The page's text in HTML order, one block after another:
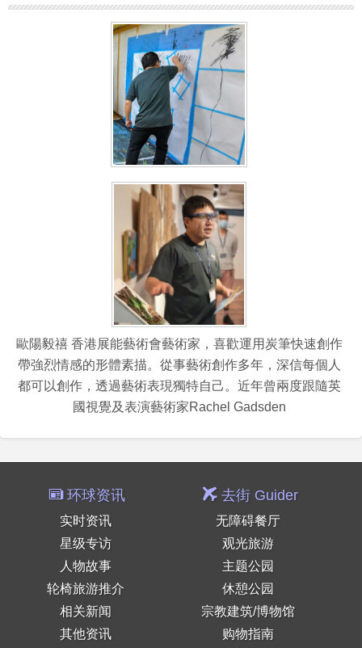
歐陽毅禧 香港展能藝術會藝術家，喜歡運用炭筆快速創作
帶強烈情感的形體素描。從事藝術創作多年，深信每個人
都可以創作，透過藝術表現獨特自己。近年曾兩度跟隨英
國視覺及表演藝術家Rachel Gadsden
环球资讯
实时资讯
星级专访
人物故事
轮椅旅游推介
相关新闻
其他资讯
去街 Guider
无障碍餐厅
观光旅游
主题公园
休憩公园
宗教建筑/博物馆
购物指南